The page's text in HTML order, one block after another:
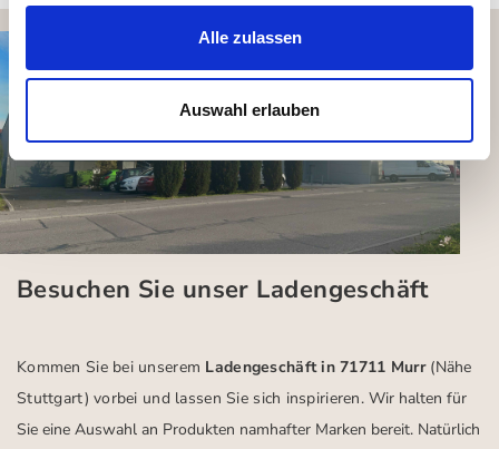
Alle zulassen
Auswahl erlauben
Besuchen Sie unser Ladengeschäft
Kommen Sie bei unserem Ladengeschäft in 71711 Murr (Nähe
Stuttgart) vorbei und lassen Sie sich inspirieren.Wir halten für
Sie eine Auswahl an Produkten namhafter Marken bereit. Natürlich